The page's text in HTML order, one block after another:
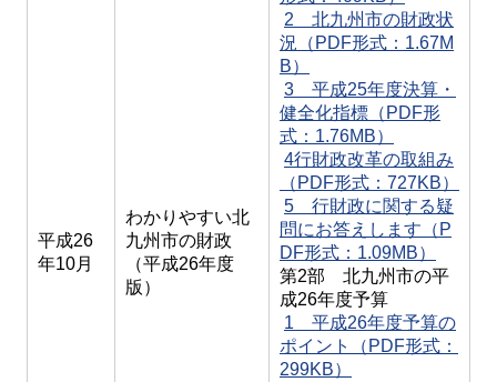
平成26
年10月
わかりやすい北
九州市の財政
（平成26年度
版）
2 北九州市の財政状
況（PDF形式：1.67M
B）
3 平成25年度決算・
健全化指標（PDF形
式：1.76MB）
4行財政改革の取組み
（PDF形式：727KB）
5 行財政に関する疑
問にお答えします（P
DF形式：1.09MB）
第2部 北九州市の平
成26年度予算
1 平成26年度予算の
ポイント（PDF形式：
299KB）